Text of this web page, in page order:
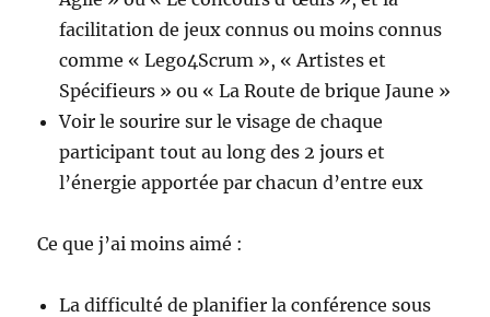
facilitation de jeux connus ou moins connus
comme « Lego4Scrum », « Artistes et
Spécifieurs » ou « La Route de brique Jaune »
Voir le sourire sur le visage de chaque
participant tout au long des 2 jours et
l’énergie apportée par chacun d’entre eux
Ce que j’ai moins aimé :
La difficulté de planifier la conférence sous